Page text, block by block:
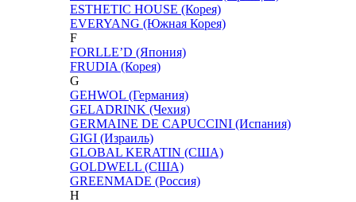
ESTHETIC HOUSE (Корея)
EVERYANG (Южная Корея)
F
FORLLE’D (Япония)
FRUDIA (Корея)
G
GEHWOL (Германия)
GELADRINK (Чехия)
GERMAINE DE CAPUCCINI (Испания)
GIGI (Израиль)
GLOBAL KERATIN (США)
GOLDWELL (США)
GREENMADE (Россия)
H